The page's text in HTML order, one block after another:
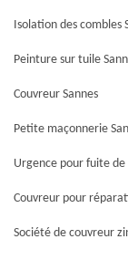
Isolation des combles
Peinture sur tuile
Couvreur Sannes
Petite maçonnerie
Urgence pour fuite
Couvreur pour
Société de couvreur